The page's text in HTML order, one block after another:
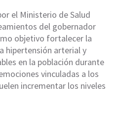
el Ministerio de Salud
del gobernador
objetivo fortalecer la
hipertensión arterial y
en la población durante
vinculadas a los
incrementar los niveles